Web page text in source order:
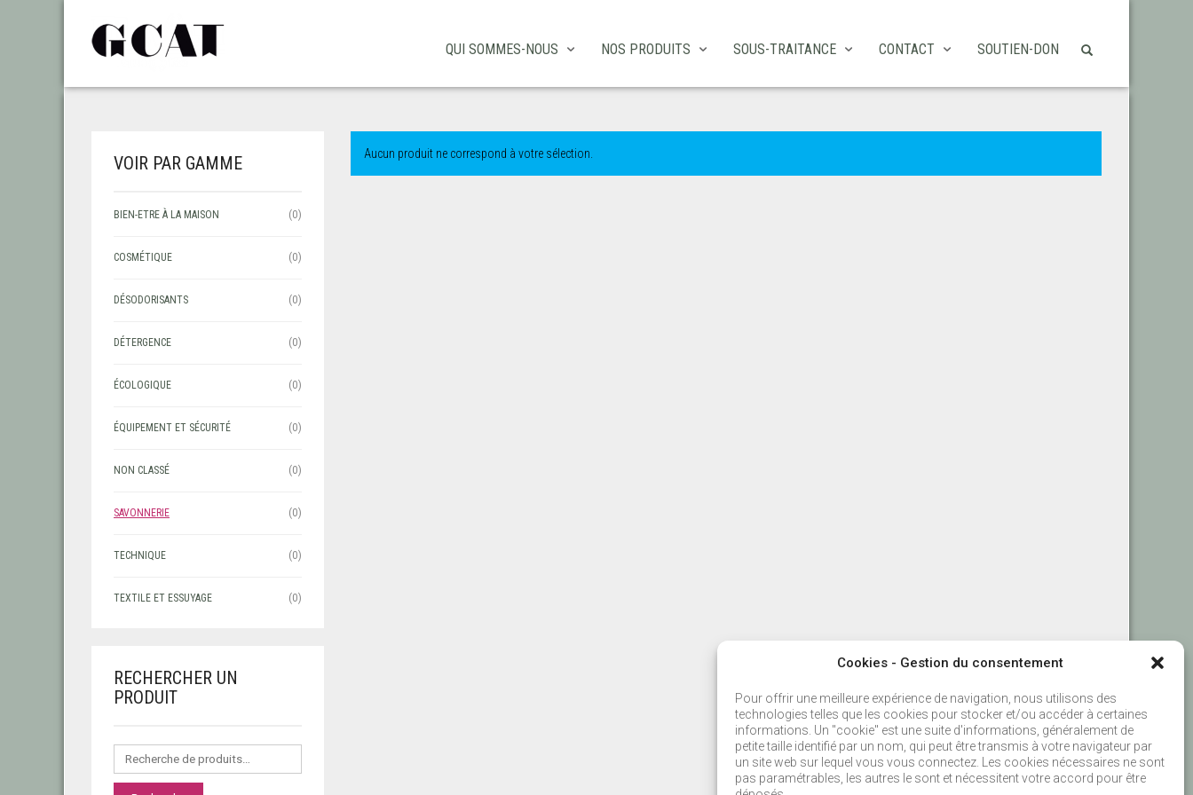
Cookies - Gestion du consentement
Pour offrir une meilleure expérience de navigation, nous utilisons des
technologies telles que les cookies pour stocker et/ou accéder à certaines
informations. Un "cookie" est une suite d'informations, généralement de
petite taille identifié par un nom, qui peut être transmis à votre navigateur par
un site web sur lequel vous vous connectez. Les cookies nécessaires ne sont
pas paramétrables, les autres le sont et nécessitent votre accord pour être
QUI SOMMES-NOUS NOS PRODUITS SOUS-TRAITANCE CONTACT SOUTIEN-DON
Aucun produit ne correspond à votre sélection.
VOIR PAR GAMME
BIEN-ETRE À LA MAISON (0)
COSMÉTIQUE (0)
DÉSODORISANTS (0)
DÉTERGENCE (0)
ÉCOLOGIQUE (0)
ÉQUIPEMENT ET SÉCURITÉ (0)
NON CLASSÉ (0)
SAVONNERIE (0)
TECHNIQUE (0)
TEXTILE ET ESSUYAGE (0)
RECHERCHER UN
PRODUIT